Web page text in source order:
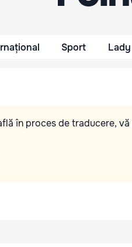
Sport Lady
în proces de traducere,